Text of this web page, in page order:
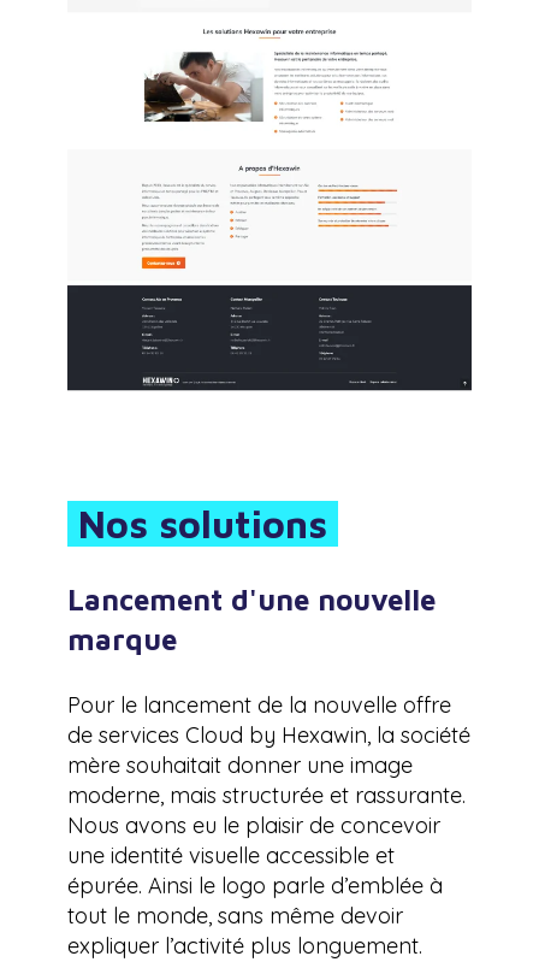
Nos solutions
Lancement d'une nouvelle
marque
Pour le lancement de la nouvelle offre
de services Cloud by Hexawin, la société
mère souhaitait donner une image
moderne, mais structurée et rassurante.
Nous avons eu le plaisir de concevoir
une identité visuelle accessible et
épurée. Ainsi le logo parle d’emblée à
tout le monde, sans même devoir
expliquer l’activité plus longuement.